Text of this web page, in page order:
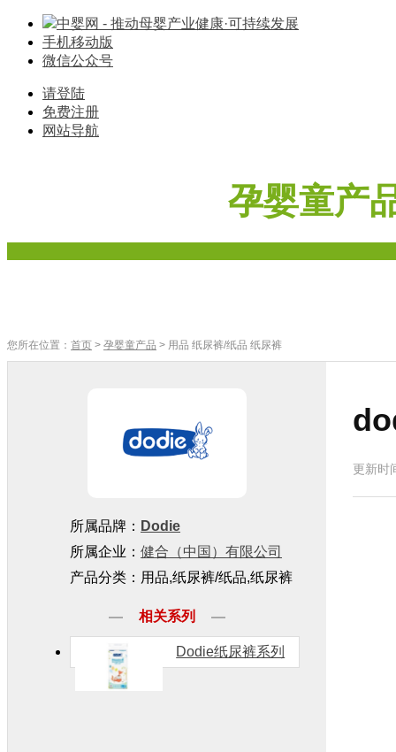
中婴网 - 推动母婴产业健康·可持续发展
手机移动版
微信公众号
请登陆
免费注册
网站导航
孕婴童产
您所在位置： 首页 > 孕婴童产品 > 用品 纸尿裤/纸品 纸尿裤
更新
所属品牌： Dodie
所属企业： 健合（中国）有限公司
产品分类：用品,纸尿裤/纸品,纸尿裤
相关系列
Dodie纸尿裤系列